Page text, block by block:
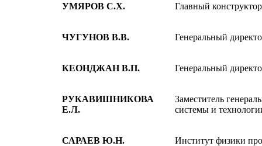
УМЯРОВ С.Х. Главный
ЧУГУНОВ В.В. Генеральный
КЕОНДЖАН В.П. Генеральный
РУКАВИШНИКОВА
Е.Л.
Заместитель
системы и
САРАЕВ Ю.Н. Институт физики